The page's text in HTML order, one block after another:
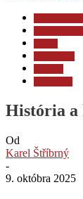
História a
Od
Karel Štříbrný
-
9. októbra 2025